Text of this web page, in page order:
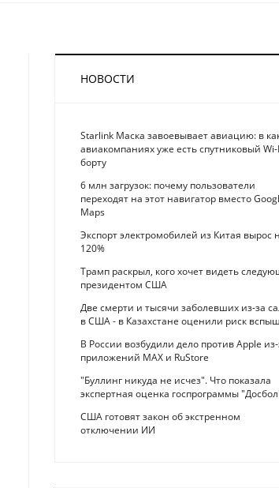
НОВОСТИ
Starlink Маска завоевывает авиацию: в
авиакомпаниях уже есть спутниковый Wi-
борту
6 млн загрузок: почему пользователи
переходят на этот навигатор вместо
Maps
Экспорт электромобилей из Китая вырос
120%
Трамп раскрыл, кого хочет видеть
президентом США
Две смерти и тысячи заболевших из-за
в США - в Казахстане оценили риск
В России возбудили дело против Apple
приложений MAX и RuStore
"Буллинг никуда не исчез". Что показала
экспертная оценка госпрограммы
США готовят закон об экстренном
отключении ИИ